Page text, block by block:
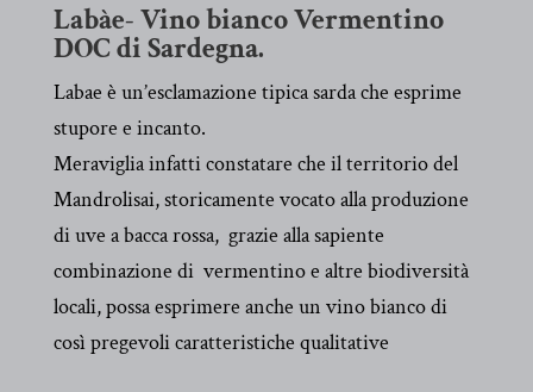
Labàe- Vino bianco Vermentino
DOC di Sardegna.
Labae è un’esclamazione tipica sarda che esprime
stupore e incanto.
Meraviglia infatti constatare che il territorio del
Mandrolisai, storicamente vocato alla produzione
di uve a bacca rossa, grazie alla sapiente
combinazione di vermentino e altre biodiversità
locali, possa esprimere anche un vino bianco di
così pregevoli caratteristiche qualitative